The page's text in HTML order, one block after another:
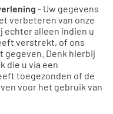
- Uw gegevens
verbeteren van onze
echter alleen indien u
verstrekt, of ons
gegeven. Denk hierbij
die u via een
toegezonden of de
voor het gebruik van